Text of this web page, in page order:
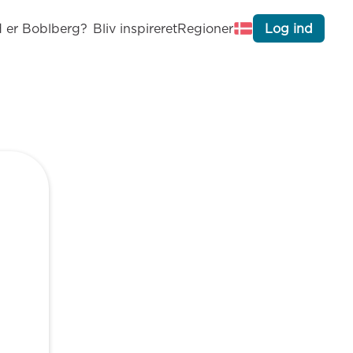
er Boblberg? Bliv inspireretRegioner Log ind